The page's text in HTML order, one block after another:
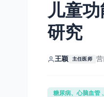
儿童
研究
王颖 主任医师
糖尿病、心脑血管